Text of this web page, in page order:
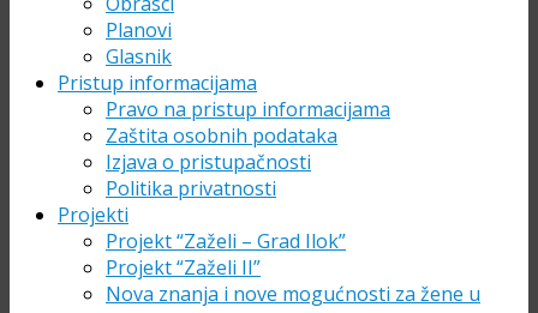
Planovi
Glasnik
Pristup informacijama
Pravo na pristup informacijama
Zaštita osobnih podataka
Izjava o pristupačnosti
Politika privatnosti
Projekti
Projekt “Zaželi – Grad Ilok”
Projekt “Zaželi II”
Nova znanja i nove mogućnosti za žene u